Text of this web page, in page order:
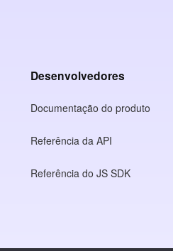
Desenvolvedores
Documentação do produto
Referência da API
Referência do JS SDK